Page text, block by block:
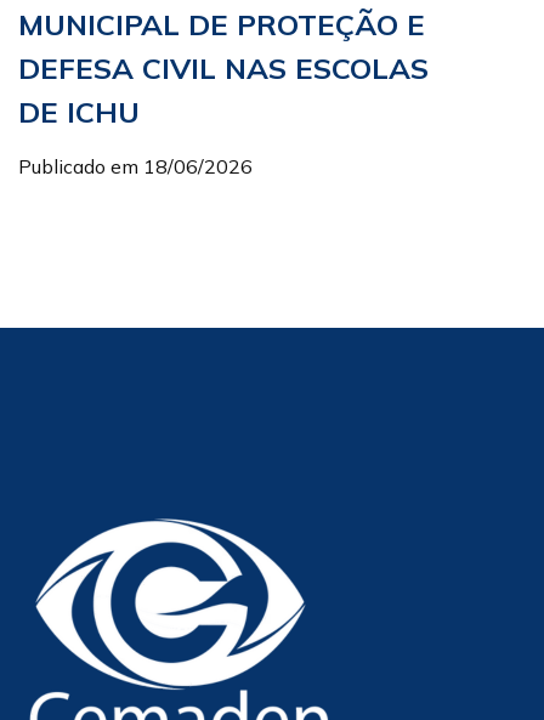
MUNICIPAL DE PROTEÇÃO E
DEFESA CIVIL NAS ESCOLAS
DE ICHU
Publicado em 18/06/2026